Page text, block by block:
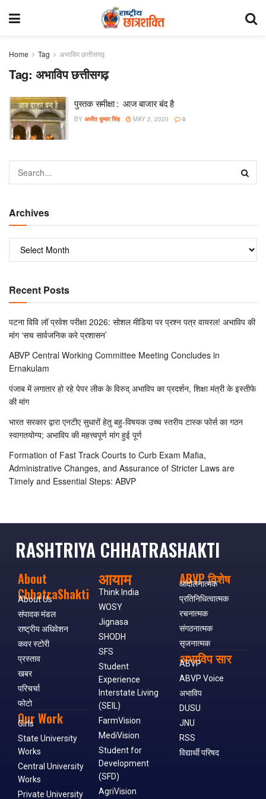
Home Tag अभाविप छत्तीसगढ़
Tag: अभाविप छत्तीसगढ़
पुस्तक समीक्षा : आज बाजार बंद है
BY अजीत कुमार सिंह MAY 2, 2020 0
Archives
Recent Posts
पटना विवि लॉ प्रवेश परीक्षा 2026: सोशल मीडिया पर प्रश्न पत्र वायरल! अभाविप की
मांग ‘सच सार्वजनिक करे प्रशासन’
ABVP Central Working Committee Meeting Concludes in
Ernakulam
पंजाब में लगातार हो रहे पेपर लीक के विरुद् अभाविप का प्रदर्शन, शिक्षा मंत्री के इस्तीफे
की मांग
भारत सरकार द्वारा एनटीए सुधारों हेतु बहु-विषयक उच्च स्तरीय टास्क फोर्स का गठन
स्वागतयोग्य; अभाविप की महत्त्वपूर्ण मांग हुई पूर्ण
Formation of Fast Track Courts to Curb Exam Mafia,
Administrative Changes, and Assurance of Stricter Laws are
Timely and Essential Steps: ABVP
RASHTRIYA CHHATRASHAKTI
About
ChhatraShakti
About Us
संपादक मंडल
राष्ट्रीय अधिवेशन
कवर स्टोरी
प्रस्ताव
खबर
परिचर्चा
फोटो
Our Work
Girls
State University
Works
Central University
Works
Private University
आयाम
Think India
WOSY
Jignasa
SHODH
SFS
Student
Experience
Interstate Living
(SEIL)
FarmVision
MediVision
Student for
Development
(SFD)
AgriVision
ABVP विशेष
आंदोलनात्मक
प्रतिनिधित्वात्मक
रचनात्मक
संगठनात्मक
सृजनात्मक
अभाविप सार
ABVP
ABVP Voice
अभाविप
DUSU
JNU
RSS
विद्यार्थी परिषद